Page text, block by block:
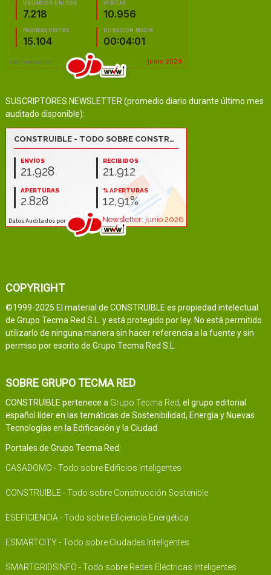
SUSCRIPTORES NEWSLETTER (promedio diario durante último mes
auditado disponible):
COPYRIGHT
©1999-2025 El material de CONSTRUIBLE es propiedad intelectual
de Grupo Tecma Red S.L. y está protegido por ley. No está permitido
utilizarlo de ninguna manera sin hacer referencia a la fuente y sin
permiso por escrito de Grupo Tecma Red S.L.
SOBRE GRUPO TECMA RED
CONSTRUIBLE pertenece a Grupo Tecma Red, el grupo editorial
español líder en las temáticas de Sostenibilidad, Energía y Nuevas
Tecnologías en la Edificación y la Ciudad.
Portales de Grupo Tecma Red:
CASADOMO - Todo sobre Edificios Inteligentes
CONSTRUIBLE - Todo sobre Construcción Sostenible
ESEFICIENCIA - Todo sobre Eficiencia Energética
ESMARTCITY - Todo sobre Ciudades Inteligentes
SMARTGRIDSINFO - Todo sobre Redes Eléctricas Inteligentes